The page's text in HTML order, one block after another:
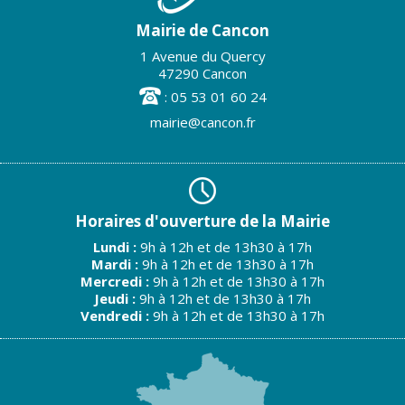
Mairie de Cancon
1 Avenue du Quercy
47290 Cancon
: 05 53 01 60 24
mairie@cancon.fr
Horaires d'ouverture de la Mairie
Lundi : 9h à 12h et de 13h30 à 17h
Mardi : 9h à 12h et de 13h30 à 17h
Mercredi : 9h à 12h et de 13h30 à 17h
Jeudi : 9h à 12h et de 13h30 à 17h
Vendredi : 9h à 12h et de 13h30 à 17h